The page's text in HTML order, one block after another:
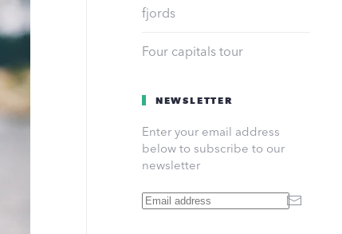
fjords
Four capitals tour
NEWSLETTER
Enter your email address
below to subscribe to our
newsletter